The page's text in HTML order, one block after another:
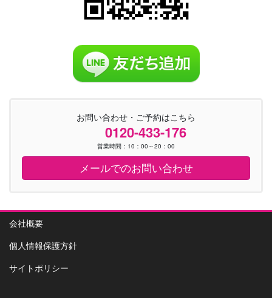
お問い合わせ・ご予約はこちら
0120-433-176
営業時間：10：00～20：00
メールでのお問い合わせ
会社概要
個人情報保護方針
サイトポリシー